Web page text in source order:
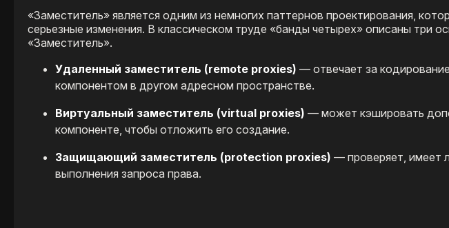
«Заместитель» является одним из немногих паттернов проектирования,
серьезные изменения. В классическом труде «банды четырех» описаны три
«Заместитель».
Удаленный заместитель (remote proxies) — ​отвечает за
компонентом в другом адресном пространстве.
Виртуальный заместитель (virtual proxies) —​ может кэшировать
компоненте, чтобы отложить его создание.
Защищающий заместитель (protection proxies) — проверяет, имеет
выполнения запроса права.​